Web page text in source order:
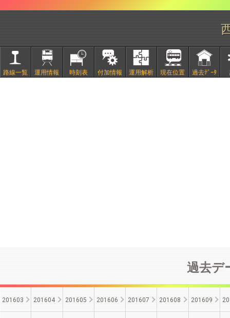
路線一覧 運用情報 時刻表 付加情報 運用解析 現在位置 過去ﾃﾞｰﾀ
過去デ
201603 201604 201605 201606 201607 201608 201609